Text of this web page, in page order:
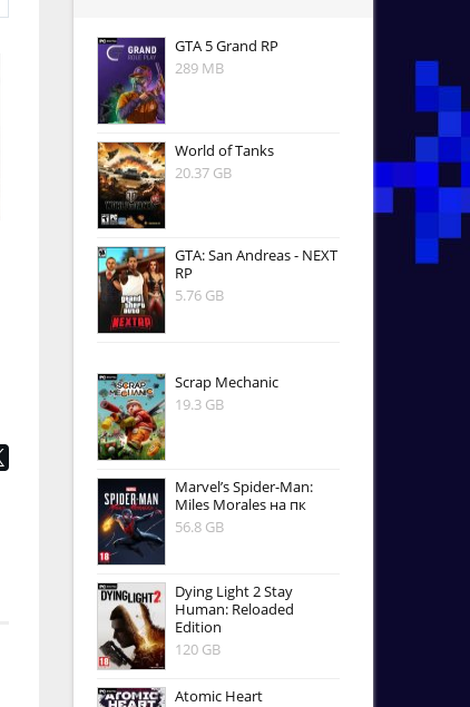
GTA 5 Grand RP
289 MB
World of Tanks
20.37 GB
GTA: San Andreas - NEXT
RP
5.76 GB
Scrap Mechanic
19.3 GB
Marvel’s Spider-Man:
Miles Morales на пк
56.8 GB
Dying Light 2 Stay
Human: Reloaded
Edition
120 GB
Atomic Heart